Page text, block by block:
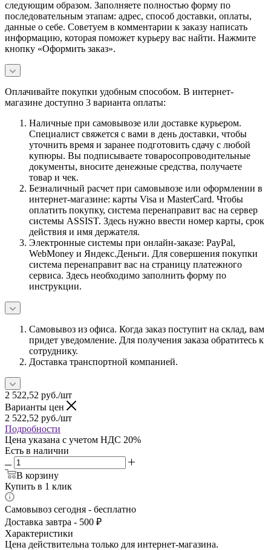
следующим образом. Заполняете полностью форму по
последовательным этапам: адрес, способ доставки, оплаты,
данные о себе. Советуем в комментарии к заказу написать
информацию, которая поможет курьеру вас найти. Нажмите
кнопку «Оформить заказ».
Оплачивайте покупки удобным способом. В интернет-
магазине доступно 3 варианта оплаты:
Наличные при самовывозе или доставке курьером.
Специалист свяжется с вами в день доставки, чтобы
уточнить время и заранее подготовить сдачу с любой
купюры. Вы подписываете товаросопроводительные
документы, вносите денежные средства, получаете
товар и чек.
Безналичный расчет при самовывозе или оформлении в
интернет-магазине: карты Visa и MasterCard. Чтобы
оплатить покупку, система перенаправит вас на сервер
системы ASSIST. Здесь нужно ввести номер карты, срок
действия и имя держателя.
Электронные системы при онлайн-заказе: PayPal,
WebMoney и Яндекс.Деньги. Для совершения покупки
система перенаправит вас на страницу платежного
сервиса. Здесь необходимо заполнить форму по
инструкции.
Самовывоз из офиса. Когда заказ поступит на склад, вам
придет уведомление. Для получения заказа обратитесь к
сотруднику.
Доставка транспортной компанией.
2 522,52 руб./шт
Варианты цен
2 522,52 руб./шт
Подробности
Цена указана с учетом НДС 20%
Есть в наличии
В корзину
Купить в 1 клик
Самовывоз сегодня - бесплатно
Доставка завтра - 500 ₽
Характеристики
Цена действительна только для интернет-магазина.